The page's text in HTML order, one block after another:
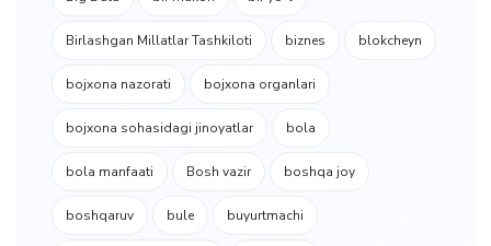
Birlashgan Millatlar Tashkiloti biznes blokcheyn
bojxona nazorati bojxona organlari
bojxona sohasidagi jinoyatlar bola
bola manfaati Bosh vazir boshqa joy
boshqaruv bule buyurtmachi